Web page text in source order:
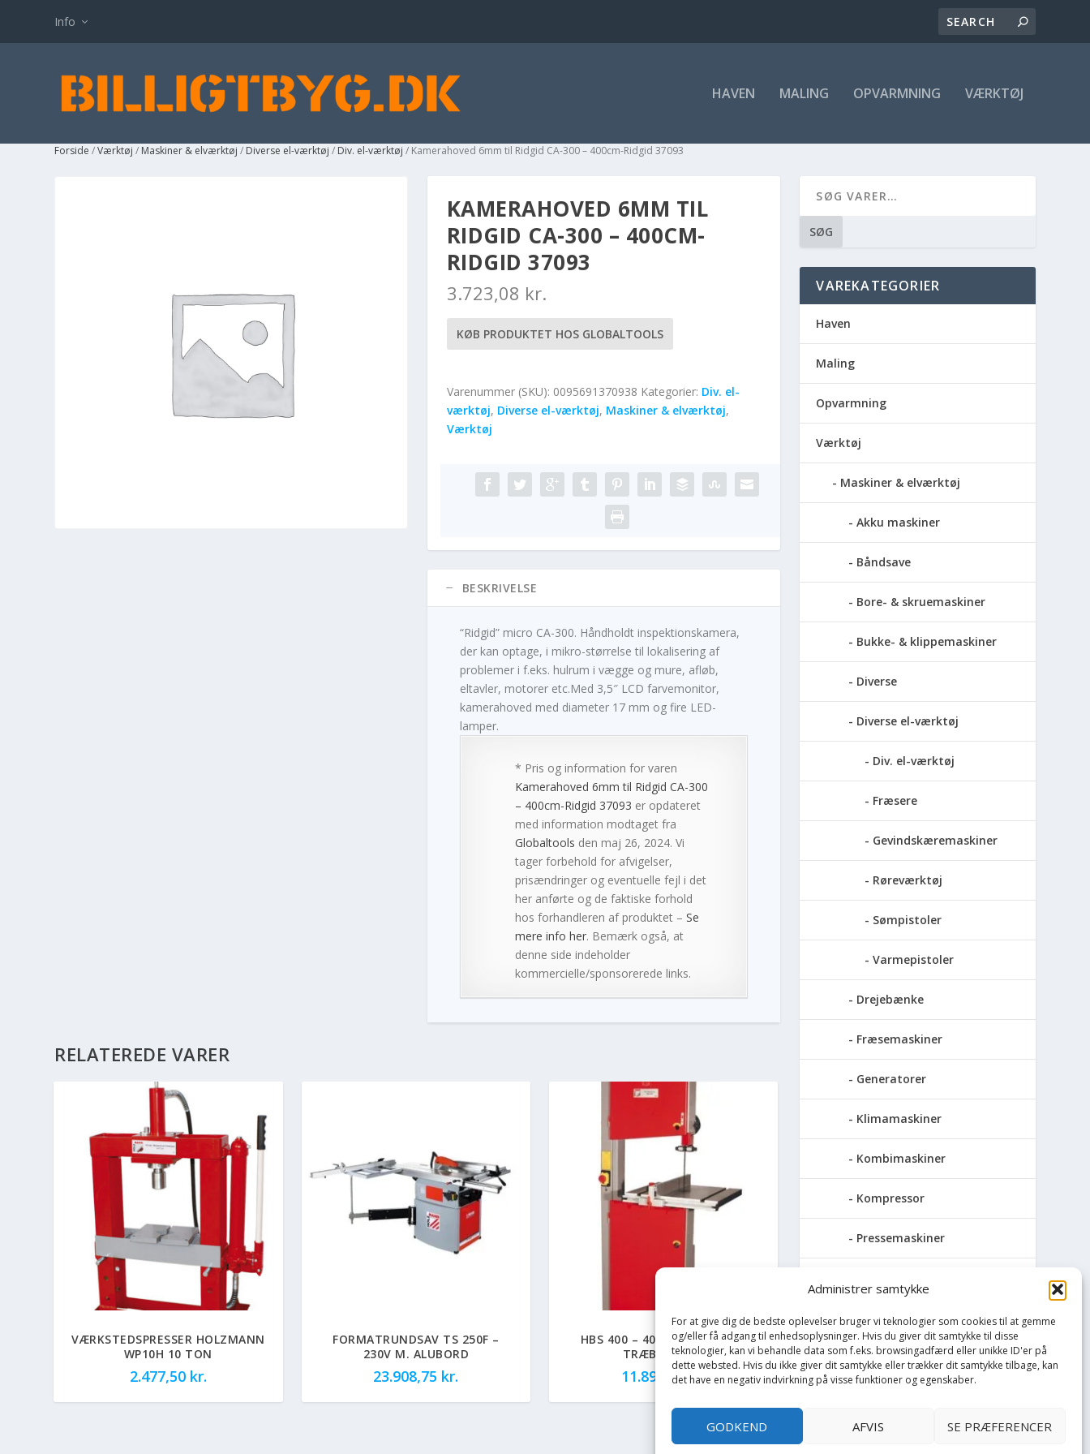
Administrer samtykke
For at give dig de bedste oplevelser bruger vi teknologier som cookies til at gemme
og/eller få adgang til enhedsoplysninger. Hvis du giver dit samtykke til disse
teknologier, kan vi behandle data som f.eks. browsingadfærd eller unikke ID'er på
dette websted. Hvis du ikke giver dit samtykke eller trækker dit samtykke tilbage, kan
det have en negativ indvirkning på visse funktioner og egenskaber.
GODKEND AFVIS SE PRÆFERENCER
Info
HAVEN MALING OPVARMNING VÆRKTØJ
Forside /Værktøj / Maskiner & elværktøj / Diverse el-værktøj / Div. el-værktøj / Kamerahoved 6mm til Ridgid CA-300 – 400cm-Ridgid 37093
KAMERAHOVED 6MM TIL
RIDGID CA-300 – 400CM-
RIDGID 37093
3.723,08 kr.
KØB PRODUKTET HOS GLOBALTOOLS
Varenummer (SKU): 0095691370938 Kategorier: Div. el-
værktøj, Diverse el-værktøj, Maskiner & elværktøj,
Værktøj
BESKRIVELSE
“Ridgid” micro CA-300. Håndholdt inspektionskamera,
der kan optage, i mikro-størrelse til lokalisering af
problemer i f.eks. hulrum i vægge og mure, afløb,
eltavler, motorer etc.Med 3,5″ LCD farvemonitor,
kamerahoved med diameter 17 mm og fire LED-
lamper.
* Pris og information for varen
Kamerahoved 6mm til Ridgid CA-300
– 400cm-Ridgid 37093 er opdateret
med information modtaget fra
Globaltools den maj 26, 2024. Vi
tager forbehold for afvigelser,
prisændringer og eventuelle fejl i det
her anførte og de faktiske forhold
hos forhandleren af produktet – Se
mere info her. Bemærk også, at
denne side indeholder
kommercielle/sponsorerede links.
RELATEREDE VARER
VÆRKSTEDSPRESSER HOLZMANN
WP10H 10 TON
2.477,50 kr.
FORMATRUNDSAV TS 250F –
230V M. ALUBORD
23.908,75 kr.
HBS 400 – 400 V HOLZMANN
TRÆBÅNDSAV
11.896,25kr.
SØG
VAREKATEGORIER
Haven
Maling
Opvarmning
Værktøj
Maskiner & elværktøj
Akku maskiner
Båndsave
Bore- & skruemaskiner
Bukke- & klippemaskiner
Diverse
Diverse el-værktøj
Div. el-værktøj
Fræsere
Gevindskæremaskiner
Røreværktøj
Sømpistoler
Varmepistoler
Drejebænke
Fræsemaskiner
Generatorer
Klimamaskiner
Kombimaskiner
Kompressor
Pressemaskiner
Slibemaskiner
Svejser